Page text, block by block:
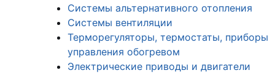
Системы альтернативного отопления
Системы вентиляции
Терморегуляторы, термостаты, приборы
управления обогревом
Электрические приводы и двигатели